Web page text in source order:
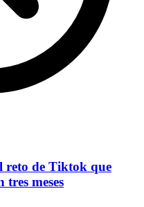
reto de Tiktok que
meses